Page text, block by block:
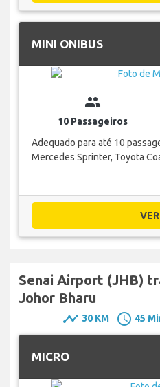
MINI ONIBUS
group
10 Passageiros
Adequado para até 10
Mercedes Sprinter, Toyota
Senai Airport (JHB)
Johor Bharu
timeline 30 KM schedule 45
MICRO